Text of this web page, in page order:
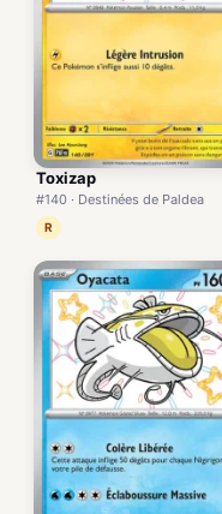
Toxizap
#140 · Destinées de Paldea
R